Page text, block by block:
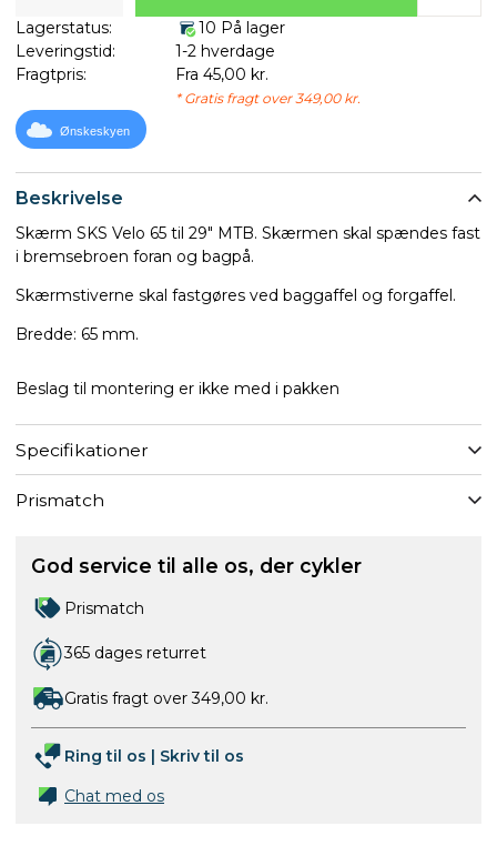
Beskrivelse
Skærm SKS Velo 65 til 29" MTB. Skærmen skal spændes fast
i bremsebroen foran og bagpå.
Skærmstiverne skal fastgøres ved baggaffel og forgaffel.
Bredde: 65 mm.
Beslag til montering er ikke med i pakken
Specifikationer
Prismatch
Lagerstatus:
10 På lager
Leveringstid:
1-2 hverdage
Fragtpris:
Fra 45,00 kr.
* Gratis fragt over 349,00 kr.
Ønskeskyen
God service til alle os, der cykler
Prismatch
365 dages returret
Gratis fragt over 349,00 kr.
Ring til os | Skriv til os
Chat med os